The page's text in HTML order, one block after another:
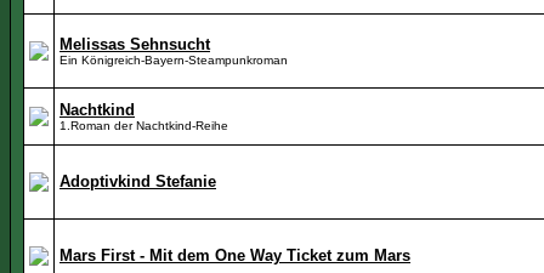
Melissas Sehnsucht
Ein Königreich-Bayern-Steampunkroman
Nachtkind
1.Roman der Nachtkind-Reihe
Adoptivkind Stefanie
Mars First - Mit dem One Way Ticket zum Mars